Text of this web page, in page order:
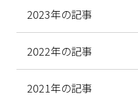
2023年の記事
2022年の記事
2021年の記事